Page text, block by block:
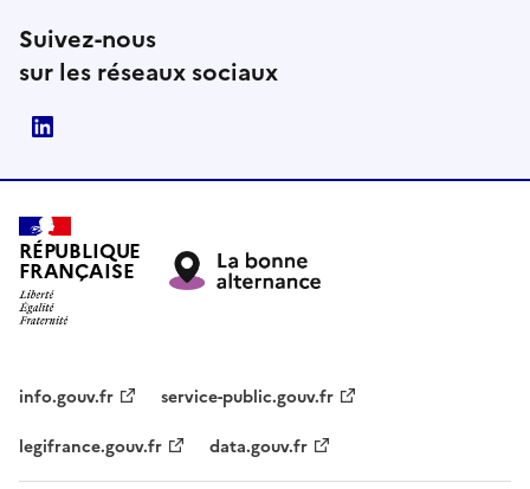
Suivez-nous
sur les réseaux sociaux
RÉPUBLIQUE
FRANÇAISE
info.gouv.fr
service-public.gouv.fr
legifrance.gouv.fr
data.gouv.fr